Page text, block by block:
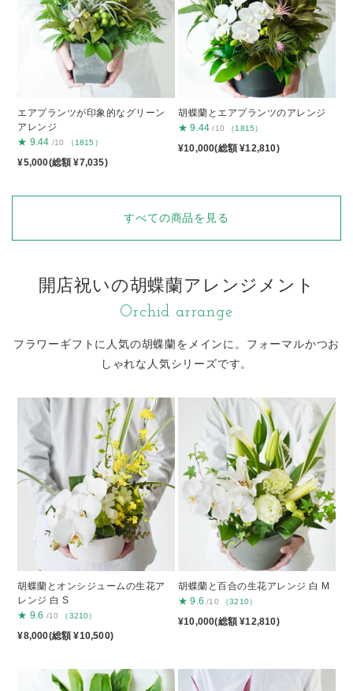
エアプランツが印象的なグリーン
アレンジ
★ 9.44 /10 （1815）
¥5,000(総額 ¥7,035)
胡蝶蘭とエアプランツのアレンジ
★ 9.44 /10 （1815）
¥10,000(総額 ¥12,810)
すべての商品を見る
開店祝いの胡蝶蘭アレンジメント
Orchid arrange
フラワーギフトに人気の胡蝶蘭をメインに。 フォーマルかつお
しゃれな人気シリーズです。
胡蝶蘭とオンシジュームの生花ア
レンジ 白 S
★ 9.6 /10 （3210）
¥8,000(総額 ¥10,500)
胡蝶蘭と百合の生花アレンジ 白 M
★ 9.6 /10 （3210）
¥10,000(総額 ¥12,810)